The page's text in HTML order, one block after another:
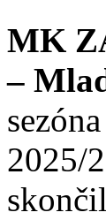
MK
–
sezóna
2025/